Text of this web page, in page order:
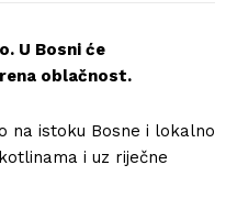
U Bosni će
oblačnost.
na istoku Bosne i lokalno
i uz riječne